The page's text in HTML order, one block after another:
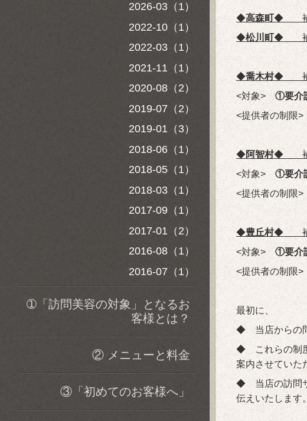
◆高森町◆ 補
◆松川町◆ 補
◆喬木村◆
<対象> ①要介
<提供者の制限
◆阿智村◆
<対象> ①要介
<提供者の制限
◆豊丘村◆
<対象> ①要介
<提供者の制限
最初に、
◆ 当店からの問
◆ これらの制度
案内させていた
◆ 当店の訪問サ
伝えいたします。
2026-03（1）
2022-10（1）
2022-03（1）
2021-11（1）
2020-08（2）
2019-07（2）
2019-01（3）
2018-06（1）
2018-05（1）
2018-03（1）
2017-09（1）
2017-01（2）
2016-08（1）
2016-07（1）
➀「訪問美容の対象」となるお
客様とは？
② メニューと料金
③「初めてのお客様へ」